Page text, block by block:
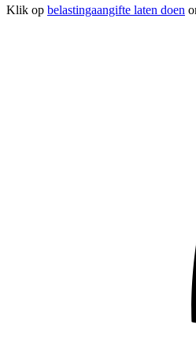
Klik op belastingaangifte laten doen